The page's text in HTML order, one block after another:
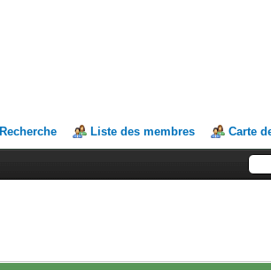
Recherche Liste des membres Carte